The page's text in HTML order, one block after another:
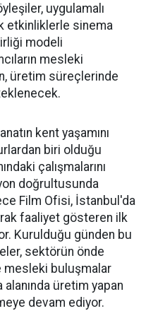
uygulamalı
etkinliklerle sinema
modeli
mesleki
üretim süreçlerinde
kent yaşamını
biri olduğu
çalışmalarını
doğrultusunda
Film Ofisi, İstanbul'da
faaliyet gösteren ilk
Kurulduğu günden bu
sektörün önde
mesleki buluşmalar
üretim yapan
devam ediyor.